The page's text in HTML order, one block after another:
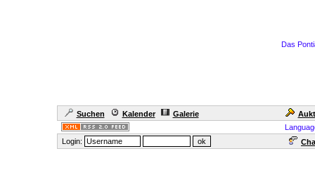
Das
Suchen Kalender Galerie
Login: